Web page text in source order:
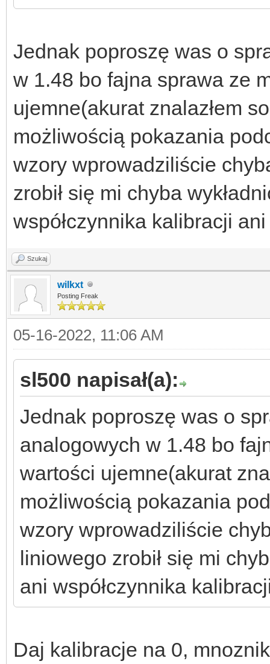
Jednak poproszę was o
w 1.48 bo fajna sprawa ze
ujemne(akurat znalazłem
możliwością pokazania
wzory wprowadziliście
zrobił się mi chyba
współczynnika kalibracji
Szukaj
wilkxt
Posting Freak
05-16-2022, 11:06 AM
sl500 napisał(a):
Jednak poproszę was o
analogowych w 1.48 bo
wartości ujemne(akurat
możliwością pokazania
wzory wprowadziliście
liniowego zrobił się mi
ani współczynnika
Daj kalibracje na 0,